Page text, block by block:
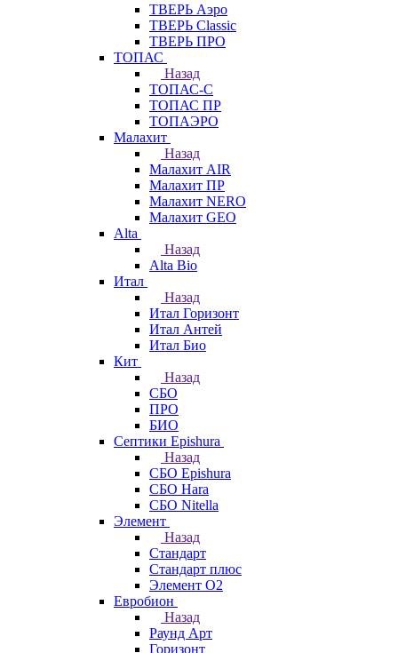
ТВЕРЬ Аэро
ТВЕРЬ Classic
ТВЕРЬ ПРО
ТОПАС
Назад
ТОПАС-С
ТОПАС ПР
ТОПАЭРО
Малахит
Назад
Малахит AIR
Малахит ПР
Малахит NERO
Малахит GEO
Alta
Назад
Alta Bio
Итал
Назад
Итал Горизонт
Итал Антей
Итал Био
Кит
Назад
СБО
ПРО
БИО
Септики Epishura
Назад
СБО Epishura
СБО Hara
СБО Nitella
Элемент
Назад
Стандарт
Стандарт плюс
Элемент О2
Евробион
Назад
Раунд Арт
Горизонт